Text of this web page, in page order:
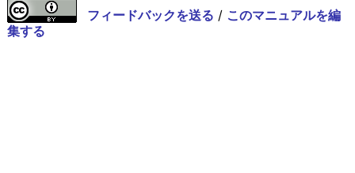
フィードバックを送る / このマニュアルを編
集する